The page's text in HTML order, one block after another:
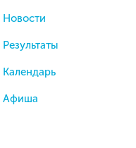
Новости
Результаты
Календарь
Афиша